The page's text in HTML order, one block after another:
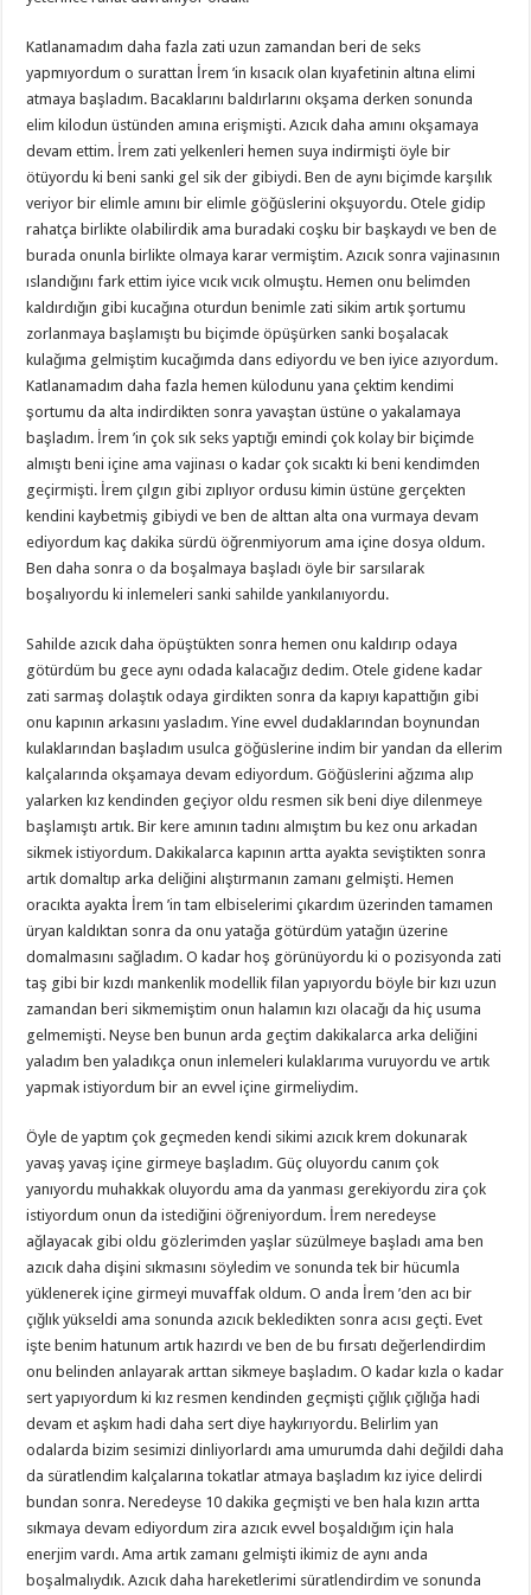
Katlanamadım daha fazla zati uzun zamandan beri de seks
yapmıyordum o surattan İrem ’in kısacık olan kıyafetinin altına elimi
atmaya başladım. Bacaklarını baldırlarını okşama derken sonunda
elim kilodun üstünden amına erişmişti. Azıcık daha amını okşamaya
devam ettim. İrem zati yelkenleri hemen suya indirmişti öyle bir
ötüyordu ki beni sanki gel sik der gibiydi. Ben de aynı biçimde karşılık
veriyor bir elimle amını bir elimle göğüslerini okşuyordu. Otele gidip
rahatça birlikte olabilirdik ama buradaki coşku bir başkaydı ve ben de
burada onunla birlikte olmaya karar vermiştim. Azıcık sonra vajinasının
ıslandığını fark ettim iyice vıcık vıcık olmuştu. Hemen onu belimden
kaldırdığın gibi kucağına oturdun benimle zati sikim artık şortumu
zorlanmaya başlamıştı bu biçimde öpüşürken sanki boşalacak
kulağıma gelmiştim kucağımda dans ediyordu ve ben iyice azıyordum.
Katlanamadım daha fazla hemen külodunu yana çektim kendimi
şortumu da alta indirdikten sonra yavaştan üstüne o yakalamaya
başladım. İrem ’in çok sık seks yaptığı emindi çok kolay bir biçimde
almıştı beni içine ama vajinası o kadar çok sıcaktı ki beni kendimden
geçirmişti. İrem çılgın gibi zıplıyor ordusu kimin üstüne gerçekten
kendini kaybetmiş gibiydi ve ben de alttan alta ona vurmaya devam
ediyordum kaç dakika sürdü öğrenmiyorum ama içine dosya oldum.
Ben daha sonra o da boşalmaya başladı öyle bir sarsılarak
boşalıyordu ki inlemeleri sanki sahilde yankılanıyordu.
Sahilde azıcık daha öpüştükten sonra hemen onu kaldırıp odaya
götürdüm bu gece aynı odada kalacağız dedim. Otele gidene kadar
zati sarmaş dolaştık odaya girdikten sonra da kapıyı kapattığın gibi
onu kapının arkasını yasladım. Yine evvel dudaklarından boynundan
kulaklarından başladım usulca göğüslerine indim bir yandan da ellerim
kalçalarında okşamaya devam ediyordum. Göğüslerini ağzıma alıp
yalarken kız kendinden geçiyor oldu resmen sik beni diye dilenmeye
başlamıştı artık. Bir kere amının tadını almıştım bu kez onu arkadan
sikmek istiyordum. Dakikalarca kapının artta ayakta seviştikten sonra
artık domaltıp arka deliğini alıştırmanın zamanı gelmişti. Hemen
oracıkta ayakta İrem ’in tam elbiselerimi çıkardım üzerinden tamamen
üryan kaldıktan sonra da onu yatağa götürdüm yatağın üzerine
domalmasını sağladım. O kadar hoş görünüyordu ki o pozisyonda zati
taş gibi bir kızdı mankenlik modellik filan yapıyordu böyle bir kızı uzun
zamandan beri sikmemiştim onun halamın kızı olacağı da hiç usuma
gelmemişti. Neyse ben bunun arda geçtim dakikalarca arka deliğini
yaladım ben yaladıkça onun inlemeleri kulaklarıma vuruyordu ve artık
yapmak istiyordum bir an evvel içine girmeliydim.
Öyle de yaptım çok geçmeden kendi sikimi azıcık krem dokunarak
yavaş yavaş içine girmeye başladım. Güç oluyordu canım çok
yanıyordu muhakkak oluyordu ama da yanması gerekiyordu zira çok
istiyordum onun da istediğini öğreniyordum. İrem neredeyse
ağlayacak gibi oldu gözlerimden yaşlar süzülmeye başladı ama ben
azıcık daha dişini sıkmasını söyledim ve sonunda tek bir hücumla
yüklenerek içine girmeyi muvaffak oldum. O anda İrem ’den acı bir
çığlık yükseldi ama sonunda azıcık bekledikten sonra acısı geçti. Evet
işte benim hatunum artık hazırdı ve ben de bu fırsatı değerlendirdim
onu belinden anlayarak arttan sikmeye başladım. O kadar kızla o kadar
sert yapıyordum ki kız resmen kendinden geçmişti çığlık çığlığa hadi
devam et aşkım hadi daha sert diye haykırıyordu. Belirlim yan
odalarda bizim sesimizi dinliyorlardı ama umurumda dahi değildi daha
da süratlendim kalçalarına tokatlar atmaya başladım kız iyice delirdi
bundan sonra. Neredeyse 10 dakika geçmişti ve ben hala kızın artta
sıkmaya devam ediyordum zira azıcık evvel boşaldığım için hala
enerjim vardı. Ama artık zamanı gelmişti ikimiz de aynı anda
boşalmalıydık. Azıcık daha hareketlerimi süratlendirdim ve sonunda